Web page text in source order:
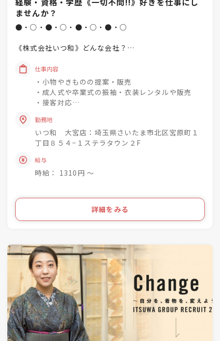
ませんか？
●・○・●・○・●・○・●・○
《株式会社いつ和》どんな会社？
「一人でも多く、一度でも多く、
着物着姿を増やしていく」
という理念を掲げています♪
興味関心を深めながら
成長できる社風◎
「いつ和」29店舗
「いつ和・ふるーれ」4店舗
「成人式サロンKiRARA（振袖専門）」 4店舗
「きものの相談窓口MATSUYA」1店舗
●・○・●・○・●・○・●・〇
仕事内容
・小物やきものの提案・販売
・成人式や卒業式の振袖・衣装レンタルや販売
・接客対応
・おでかけ会 / 着付け教室 / お手入れ相談会のご
案内
お客様のそんな疑問や不安を解消して差し上げて
きものをより身近に、気軽に、そして楽しんで頂
ライフスタイルの多様化を実現するのが私たちの
勤務地
いつ和 大宮店：埼玉県さいたま市北区宮原町１
丁目８５４−１ステラタウン２F
給与
時給： 1310円 〜
詳細をみる